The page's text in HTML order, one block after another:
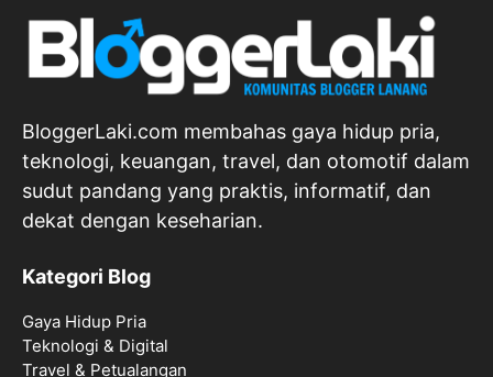
BloggerLaki.com membahas gaya hidup pria,
teknologi, keuangan, travel, dan otomotif dalam
sudut pandang yang praktis, informatif, dan
dekat dengan keseharian.
Kategori Blog
Gaya Hidup Pria
Teknologi & Digital
Travel & Petualangan